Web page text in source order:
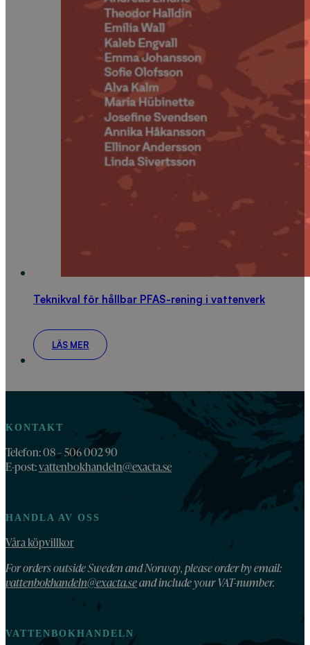
Teknikval för hållbar PFAS-rening i vattenverk
LÄS MER
KONTAKT
Telefon: 08 – 506 002 90
E-post:vattenbokhandeln@exacta.se
HANDLA AV OSS
Våra köpvillkor
For orders outside Sweden and Norway, please order by email:
vattenbokhandeln@exacta.seand include your VAT-number.
VATTENBOKHANDELN